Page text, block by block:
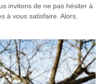
invitons de ne pas hésiter à
à vous satisfaire. Alors,